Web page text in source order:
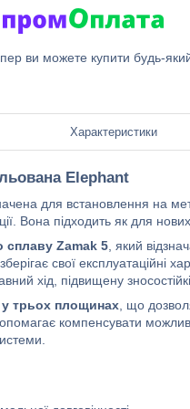
ви можете купити будь-
Характеристики
Elephant
для встановлення на
Вона підходить як для
сплаву Zamak 5 , який
свої експлуатаційні
хід, підвищену
трьох площинах , що
компенсувати